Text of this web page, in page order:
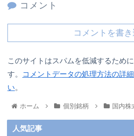
コメント
コメントを書
このサイトはスパムを低減するため
す。
コメントデータの処理方法の詳
い。
ホーム 個別銘柄 国内株
人気記事